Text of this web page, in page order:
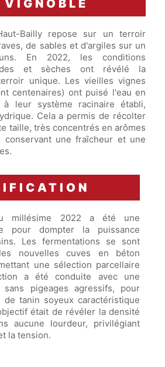
VIGNOBLE
Bailly repose sur un terroir
de sables et d'argiles sur un
En 2022, les conditions
et sèches ont révélé la
unique. Les vieilles vignes
centenaires) ont puisé l'eau en
à leur système racinaire établi,
Cela a permis de récolter
taille, très concentrés en arômes
conservant une fraîcheur et une
millésime 2022 a été une
pour dompter la puissance
Les fermentations se sont
nouvelles cuves en béton
une sélection parcellaire
a été conduite avec une
sans pigeages agressifs, pour
tanin soyeux caractéristique
était de révéler la densité
aucune lourdeur, privilégiant
la tension.